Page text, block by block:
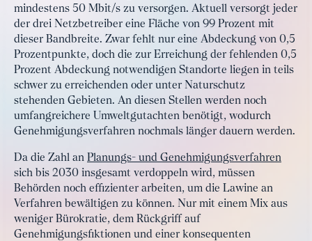
mindestens 50 Mbit/s zu versorgen. Aktuell versorgt jeder
der drei Netzbetreiber eine Fläche von 99 Prozent mit
dieser Bandbreite. Zwar fehlt nur eine Abdeckung von 0,5
Prozentpunkte, doch die zur Erreichung der fehlenden 0,5
Prozent Abdeckung notwendigen Standorte liegen in teils
schwer zu erreichenden oder unter Naturschutz
stehenden Gebieten. An diesen Stellen werden noch
umfangreichere Umweltgutachten benötigt, wodurch
Genehmigungsverfahren nochmals länger dauern werden.
Da die Zahl an Planungs- und Genehmigungsverfahren
sich bis 2030 insgesamt verdoppeln wird, müssen
Behörden noch effizienter arbeiten, um die Lawine an
Verfahren bewältigen zu können. Nur mit einem Mix aus
weniger Bürokratie, dem Rückgriff auf
Genehmigungsfiktionen und einer konsequenten